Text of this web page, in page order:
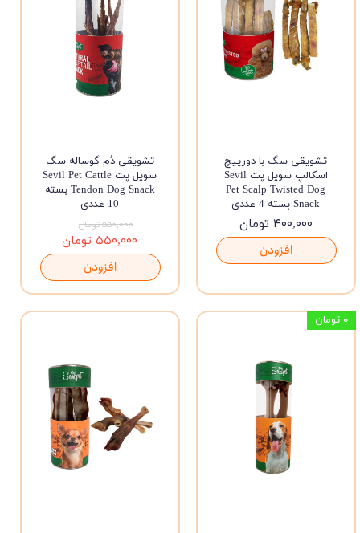
تشویقی سگ با دورپیچ
اسکالپ سویل پت Sevil
Pet Scalp Twisted Dog
Snack بسته 4 عددی
۴۰۰,۰۰۰ تومان
افزودن
تشویقی دُم گوساله سگ
سویل پت Sevil Pet Cattle
Tendon Dog Snack بسته
10 عددی
۵۵۰,۰۰۰ تومان
۵۵۰,۰۰۰ تومان
افزودن
۰ تومان